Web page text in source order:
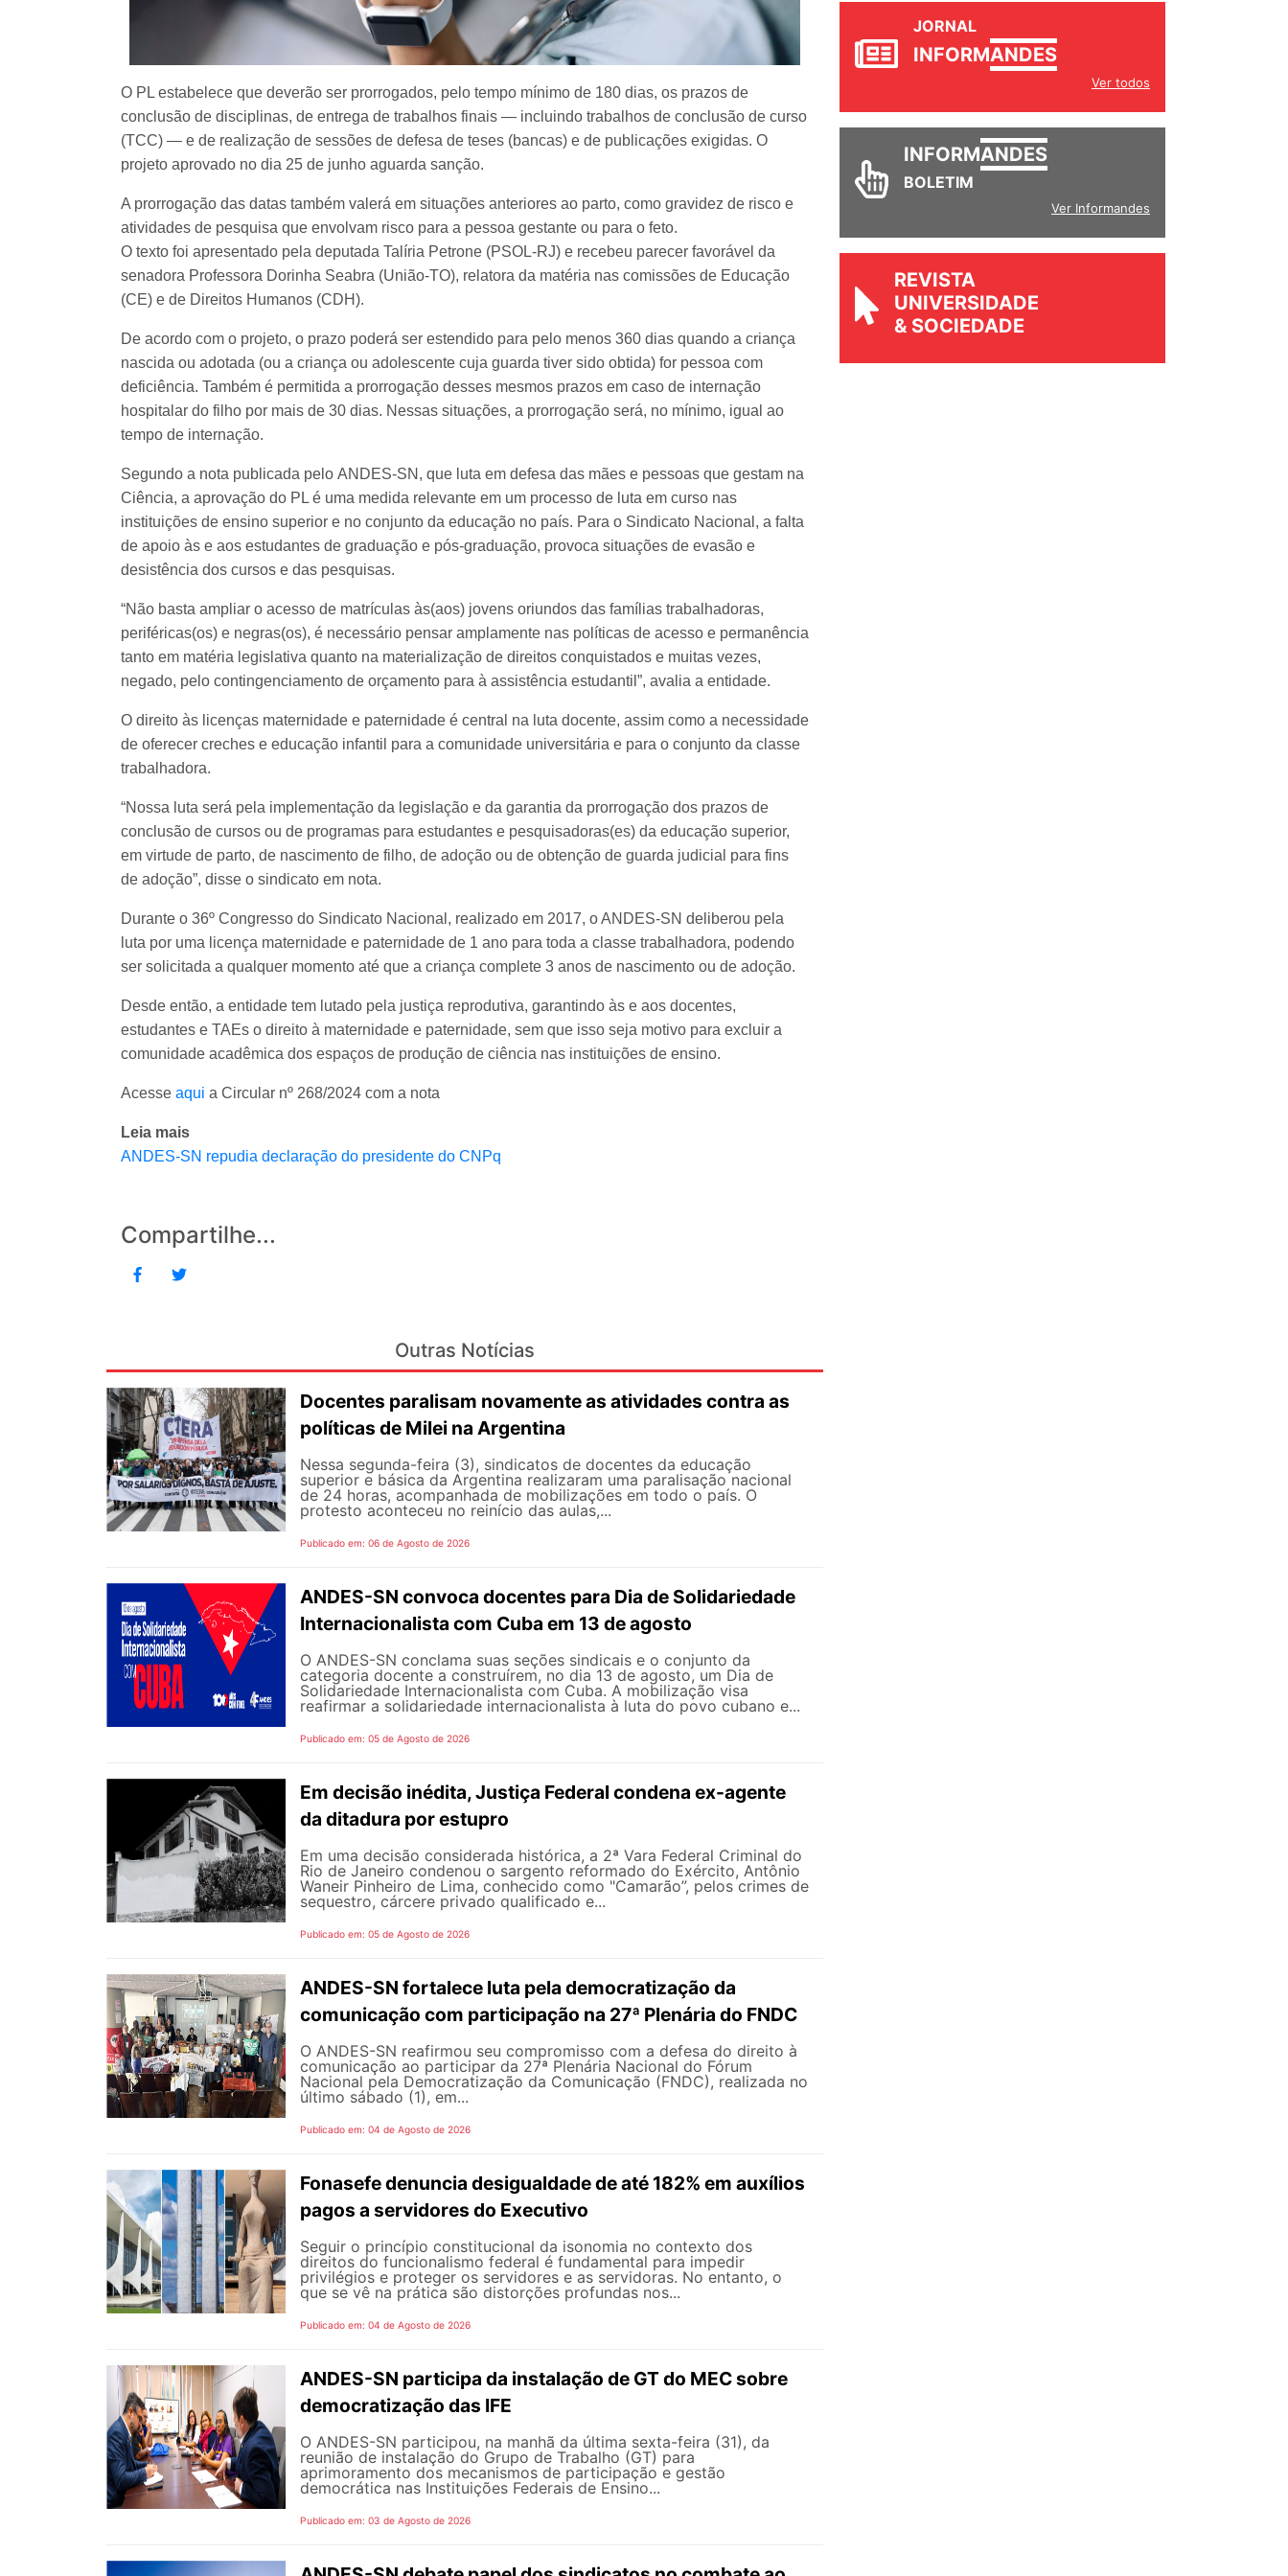
O PL estabelece que deverão ser prorrogados, pelo tempo mínimo de 180 dias, os prazos de
conclusão de disciplinas, de entrega de trabalhos finais — incluindo trabalhos de conclusão de curso
(TCC) — e de realização de sessões de defesa de teses (bancas) e de publicações exigidas. O
projeto aprovado no dia 25 de junho aguarda sanção.
A prorrogação das datas também valerá em situações anteriores ao parto, como gravidez de risco e
atividades de pesquisa que envolvam risco para a pessoa gestante ou para o feto.
O texto foi apresentado pela deputada Talíria Petrone (PSOL-RJ) e recebeu parecer favorável da
senadora Professora Dorinha Seabra (União-TO), relatora da matéria nas comissões de Educação
(CE) e de Direitos Humanos (CDH).
De acordo com o projeto, o prazo poderá ser estendido para pelo menos 360 dias quando a criança
nascida ou adotada (ou a criança ou adolescente cuja guarda tiver sido obtida) for pessoa com
deficiência. Também é permitida a prorrogação desses mesmos prazos em caso de internação
hospitalar do filho por mais de 30 dias. Nessas situações, a prorrogação será, no mínimo, igual ao
tempo de internação.
Segundo a nota publicada pelo ANDES-SN, que luta em defesa das mães e pessoas que gestam na
Ciência, a aprovação do PL é uma medida relevante em um processo de luta em curso nas
instituições de ensino superior e no conjunto da educação no país. Para o Sindicato Nacional, a falta
de apoio às e aos estudantes de graduação e pós-graduação, provoca situações de evasão e
desistência dos cursos e das pesquisas.
“Não basta ampliar o acesso de matrículas às(aos) jovens oriundos das famílias trabalhadoras,
periféricas(os) e negras(os), é necessário pensar amplamente nas políticas de acesso e permanência
tanto em matéria legislativa quanto na materialização de direitos conquistados e muitas vezes,
negado, pelo contingenciamento de orçamento para à assistência estudantil”, avalia a entidade.
O direito às licenças maternidade e paternidade é central na luta docente, assim como a necessidade
de oferecer creches e educação infantil para a comunidade universitária e para o conjunto da classe
trabalhadora.
“Nossa luta será pela implementação da legislação e da garantia da prorrogação dos prazos de
conclusão de cursos ou de programas para estudantes e pesquisadoras(es) da educação superior,
em virtude de parto, de nascimento de filho, de adoção ou de obtenção de guarda judicial para fins
de adoção”, disse o sindicato em nota.
Durante o 36º Congresso do Sindicato Nacional, realizado em 2017, o ANDES-SN deliberou pela
luta por uma licença maternidade e paternidade de 1 ano para toda a classe trabalhadora, podendo
ser solicitada a qualquer momento até que a criança complete 3 anos de nascimento ou de adoção.
Desde então, a entidade tem lutado pela justiça reprodutiva, garantindo às e aos docentes,
estudantes e TAEs o direito à maternidade e paternidade, sem que isso seja motivo para excluir a
comunidade acadêmica dos espaços de produção de ciência nas instituições de ensino.
Acesse aqui a Circular nº 268/2024 com a nota
Leia mais
ANDES-SN repudia declaração do presidente do CNPq
Compartilhe...
Outras Notícias
Docentes paralisam novamente as atividades contra as
políticas de Milei na Argentina
Nessa segunda-feira (3), sindicatos de docentes da educação
superior e básica da Argentina realizaram uma paralisação nacional
de 24 horas, acompanhada de mobilizações em todo o país. O
protesto aconteceu no reinício das aulas,...
Publicado em: 06 de Agosto de 2026
ANDES-SN convoca docentes para Dia de Solidariedade
Internacionalista com Cuba em 13 de agosto
O ANDES-SN conclama suas seções sindicais e o conjunto da
categoria docente a construírem, no dia 13 de agosto, um Dia de
Solidariedade Internacionalista com Cuba. A mobilização visa
reafirmar a solidariedade internacionalista à luta do povo cubano e...
Publicado em: 05 de Agosto de 2026
Em decisão inédita, Justiça Federal condena ex-agente
da ditadura por estupro
Em uma decisão considerada histórica, a 2ª Vara Federal Criminal do
Rio de Janeiro condenou o sargento reformado do Exército, Antônio
Waneir Pinheiro de Lima, conhecido como "Camarão”, pelos crimes de
sequestro, cárcere privado qualificado e...
Publicado em: 05 de Agosto de 2026
ANDES-SN fortalece luta pela democratização da
comunicação com participação na 27ª Plenária do FNDC
O ANDES-SN reafirmou seu compromisso com a defesa do direito à
comunicação ao participar da 27ª Plenária Nacional do Fórum
Nacional pela Democratização da Comunicação (FNDC), realizada no
último sábado (1), em...
Publicado em: 04 de Agosto de 2026
Fonasefe denuncia desigualdade de até 182% em auxílios
pagos a servidores do Executivo
Seguir o princípio constitucional da isonomia no contexto dos
direitos do funcionalismo federal é fundamental para impedir
privilégios e proteger os servidores e as servidoras. No entanto, o
que se vê na prática são distorções profundas nos...
Publicado em: 04 de Agosto de 2026
ANDES-SN participa da instalação de GT do MEC sobre
democratização das IFE
O ANDES-SN participou, na manhã da última sexta-feira (31), da
reunião de instalação do Grupo de Trabalho (GT) para
aprimoramento dos mecanismos de participação e gestão
democrática nas Instituições Federais de Ensino...
Publicado em: 03 de Agosto de 2026
JORNAL
Ver todos
INFORM
Ver Informandes
REVISTA
UNIVERSIDADE